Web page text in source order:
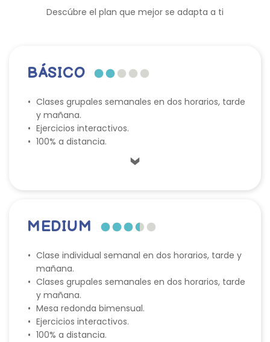
Descúbre el plan que mejor se adapta a ti
BÁSICO
Clases grupales semanales en dos horarios, tarde
y mañana.
Ejercicios interactivos.
100% a distancia.
MEDIUM
Clase individual semanal en dos horarios, tarde y
mañana.
Clases grupales semanales en dos horarios, tarde
y mañana.
Mesa redonda bimensual.
Ejercicios interactivos.
100% a distancia.